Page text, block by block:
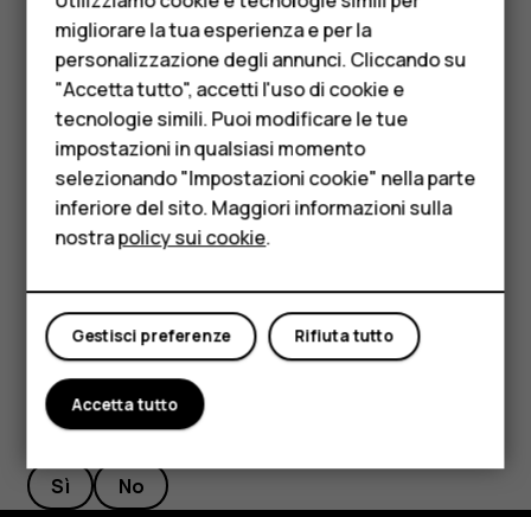
Telefoni per anziani
Accessori
HMD Terra M
Per le imprese
Tablet
Negozio
Il mio account
Se viene chiesto un codice PIN, toccare
Disabilitare le restrizioni alle chiamate nel telefono,
ad esempio blocco delle chiamate, chiamate a
numeri consentiti o chiamate a un gruppo chiuso
d'utenti.
Se la rete mobile non è disponibile, è possibile anche
tentare di effettuare una chiamata via Internet, se si
ha accesso a Internet.
Ti è stato d'aiuto?
Sì No
migliorare la tua esperienza e per la
personalizzazione degli annunci. Cliccando su
"Accetta tutto", accetti l'uso di cookie e
tecnologie simili. Puoi modificare le tue
impostazioni in qualsiasi momento
selezionando "Impostazioni cookie" nella parte
inferiore del sito. Maggiori informazioni sulla
nostrapolicy sui cookie.
Rifiuta tutto
Gestisci preferenze
Accetta tutto